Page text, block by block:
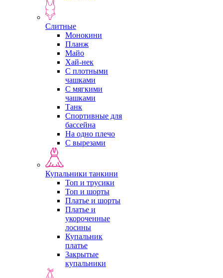
Слитные
Монокини
Планж
Майо
Хай-нек
С плотными
чашками
С мягкими
чашками
Танк
Спортивные для
бассейна
На одно плечо
С вырезами
Купальники танкини
Топ и трусики
Топ и шорты
Платье и шорты
Платье и
укороченные
лосины
Купальник
платье
Закрытые
купальники